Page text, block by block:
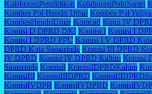
KolaborasiPendidikan KolaborasiPolriSantri
Kombes Pol Hendri Umar Kombes Pol
KombesHendriUmar Komcad Komi IV
Komisi D DPRD DKI Komisi I Komisi I
Komisi I DPRD PPU Komisi I V DPRD
DPRD Kota Samarinda Komisi III DPRD
IV DPRD Komisi IV DPRD Kaltim Komisi
Samarinda KomisiI KomisiIDPRDKaltim
KomisiIII KomisiIIIDPRD
KomisiIVDPR KomisiIVDPRD